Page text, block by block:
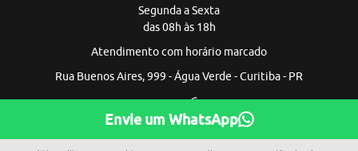
Segunda a Sexta
das 08h às 18h
Atendimento com horário marcado
Rua Buenos Aires, 999 - Água Verde - Curitiba - PR
Envie um WhatsApp